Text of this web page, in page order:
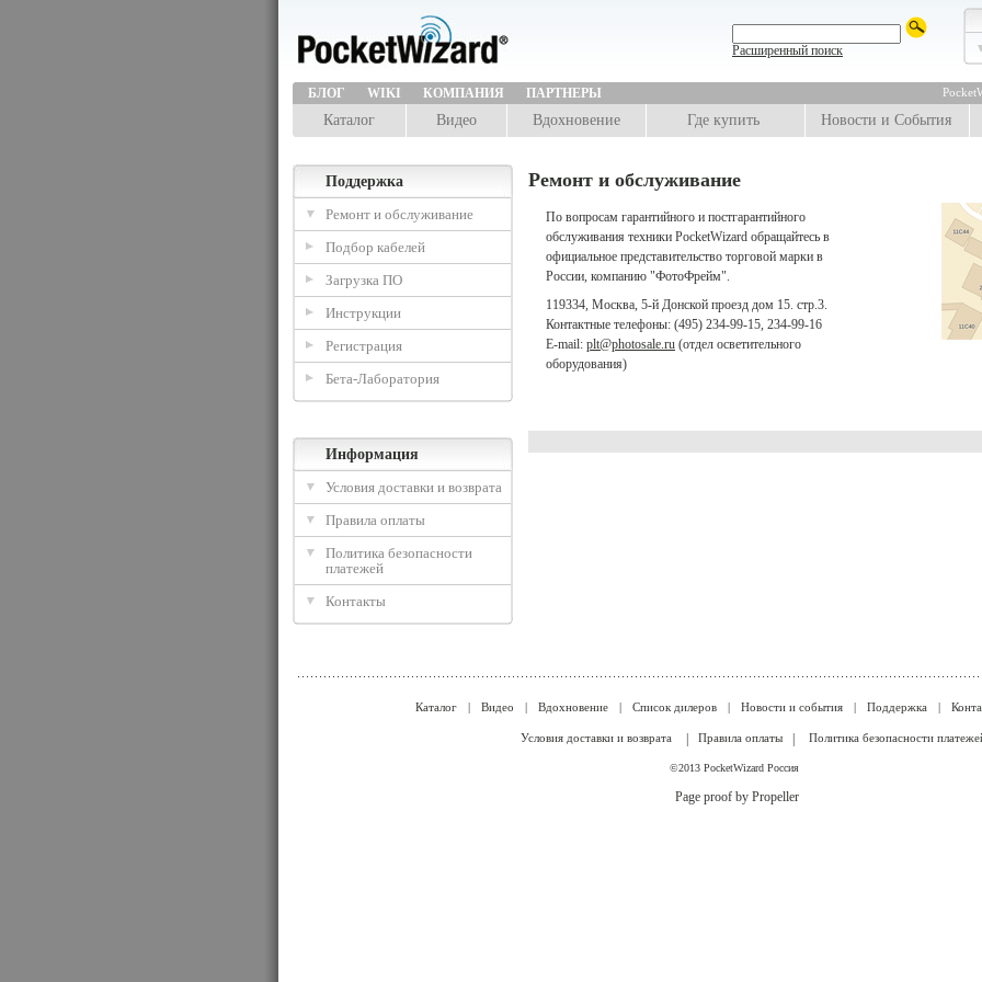
Расширенный поиск
БЛОГ WIKI КОМПАНИЯ ПАРТНЕРЫ
Каталог Видео Вдохновение Где купить Новости и События
Поддержка
Ремонт и обслуживание
Подбор кабелей
Загрузка ПО
Инструкции
Регистрация
Бета-Лаборатория
Информация
Условия доставки и возврата
Правила оплаты
Политика безопасности
платежей
Контакты
Ремонт и обслуживание
По вопросам гарантийного и постгарантийного
обслуживания техники PocketWizard обращайтесь в
официальное представительство торговой марки в
России, компанию "ФотоФрейм".
119334, Москва, 5-й Донской проезд дом 15. стр.3.
Контактные телефоны: (495) 234-99-15, 234-99-16
E-mail: plt@photosale.ru (отдел осветительного
оборудования)
Каталог | Видео | Вдохновение | Список дилеров | Новости и события | Поддержка |
Условия доставки и возврата Правила оплаты Политика безопасности
©2013 PocketWizard Россия
Page proof by Propeller